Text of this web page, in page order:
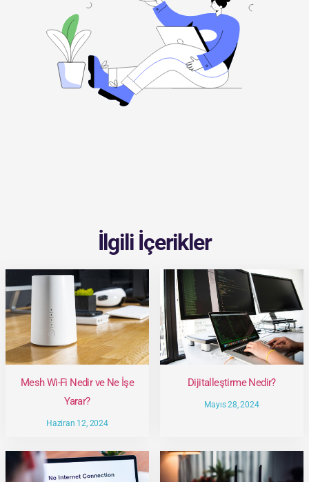
İlgili İçerikler
Mesh Wi-Fi Nedir ve Ne İşe
Yarar?
Haziran 12, 2024
Dijitalleştirme Nedir?
Mayıs 28, 2024